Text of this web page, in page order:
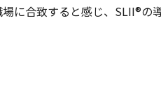
に合致すると感じ、SLII®の